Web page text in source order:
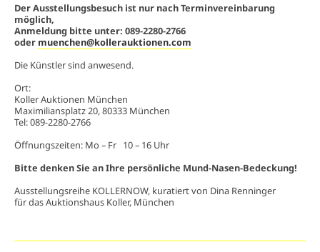
Der Ausstellungsbesuch ist nur nach Terminvereinbarung
möglich,
Anmeldung bitte unter: 089-2280-2766
oder muenchen@kollerauktionen.com
Die Künstler sind anwesend.
Ort:
Koller Auktionen München
Maximiliansplatz 20, 80333 München
Tel: 089-2280-2766
Öffnungszeiten: Mo – Fr 10 – 16 Uhr
Bitte denken Sie an Ihre persönliche Mund-Nasen-Bedeckung!
Ausstellungsreihe KOLLERNOW, kuratiert von Dina Renninger
für das Auktionshaus Koller, München